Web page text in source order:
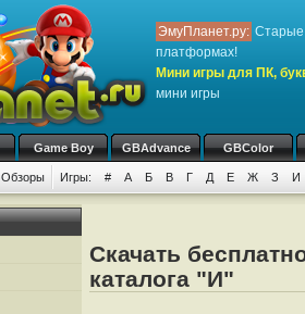
ЭмуПланет.ру: Старые
платформах!
Мини игры для ПК,
мини игры
Game Boy GBAdvance GBColor
Обзоры Игры: # А Б В Г Д Е Ж З И
Скачать
каталога "И"